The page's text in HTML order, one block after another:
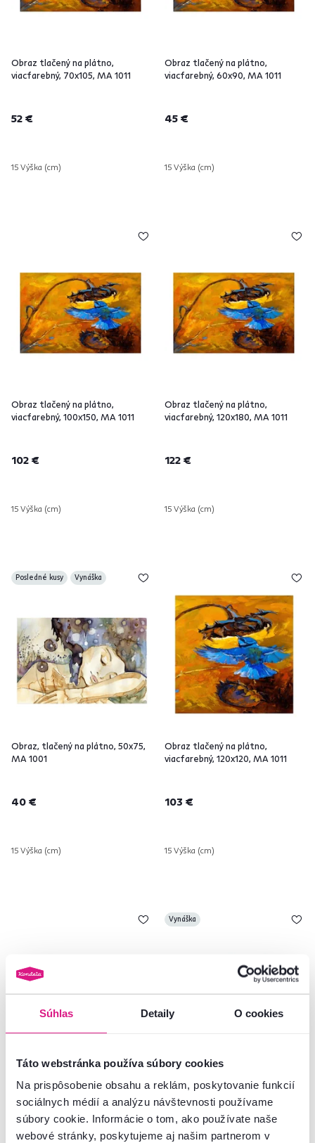
Súhlas Detaily O cookies
Táto webstránka používa súbory cookies
Na prispôsobenie obsahu a reklám, poskytovanie funkcií
sociálnych médií a analýzu návštevnosti používame
súbory cookie. Informácie o tom, ako používate naše
webové stránky, poskytujeme aj našim partnerom v
Obraz tlačený na plátno,
viacfarebný, 70x105, MA 1011
52 €
15 Výška (cm)
Obraz tlačený na plátno,
viacfarebný, 60x90, MA 1011
45 €
15 Výška (cm)
Obraz tlačený na plátno,
viacfarebný, 100x150, MA 1011
102 €
15 Výška (cm)
Obraz tlačený na plátno,
viacfarebný, 120x180, MA 1011
122 €
15 Výška (cm)
Posledné kusy Vynáška
Obraz, tlačený na plátno, 50x75,
MA 1001
40 €
15 Výška (cm)
Obraz tlačený na plátno,
viacfarebný, 120x120, MA 1011
103 €
15 Výška (cm)
Obraz tlačený na plátno,
viacfarebný, 90x135, MA 1011
Vynáška
Obraz tlačený na plátno,
viacfarebný, 50x75, MA 1008